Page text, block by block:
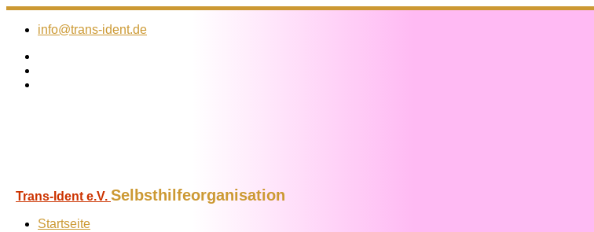
Zum
Inhalt
info@trans-ident.de
Trans-Ident e.V. Selbsthilfeorganisation
Startseite